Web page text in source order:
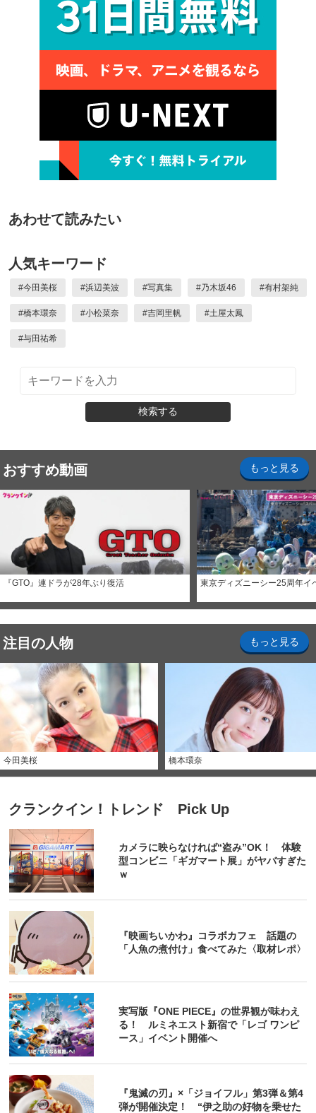
あわせて読みたい
人気キーワード
#今田美桜 #浜辺美波 #写真集 #乃木坂46 #有村架純
#橋本環奈 #小松菜奈 #吉岡里帆 #土屋太鳳
#与田祐希
検索する
おすすめ動画 もっと見る
『GTO』連ドラが28年ぶり復活 東京ディズニーシー25周年イ
注目の人物 もっと見る
今田美桜 橋本環奈
クランクイン！トレンド Pick Up
カメラに映らなければ“盗み”OK！ 体験
型コンビニ「ギガマート展」がヤバすぎた
ｗ
『映画ちいかわ』コラボカフェ 話題の
「人魚の煮付け」食べてみた〈取材レポ〉
実写版『ONE PIECE』の世界観が味わえ
る！ ルミネエスト新宿で「レゴ ワンピ
ース」イベント開催へ
『鬼滅の刃』×「ジョイフル」第3弾＆第4
弾が開催決定！ “伊之助の好物を乗せた